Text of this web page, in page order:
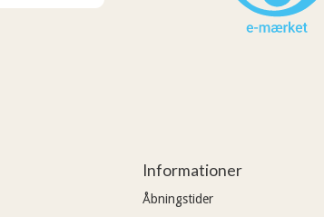
Informationer
Åbningstider